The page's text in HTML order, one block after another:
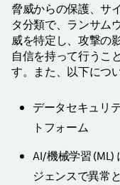
脅威からの保護、サ
タ分類で、ランサム
威を特定し、攻撃の
自信を持って行うこ
す。また、以下につ
データセキュリ
トフォーム
AI/機械学習 (ML)
ジェンスで異常